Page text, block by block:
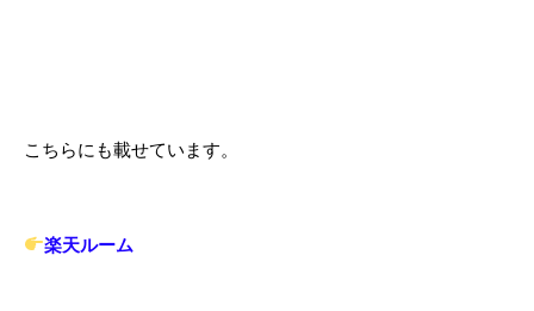
こちらにも載せています。
楽天ルーム